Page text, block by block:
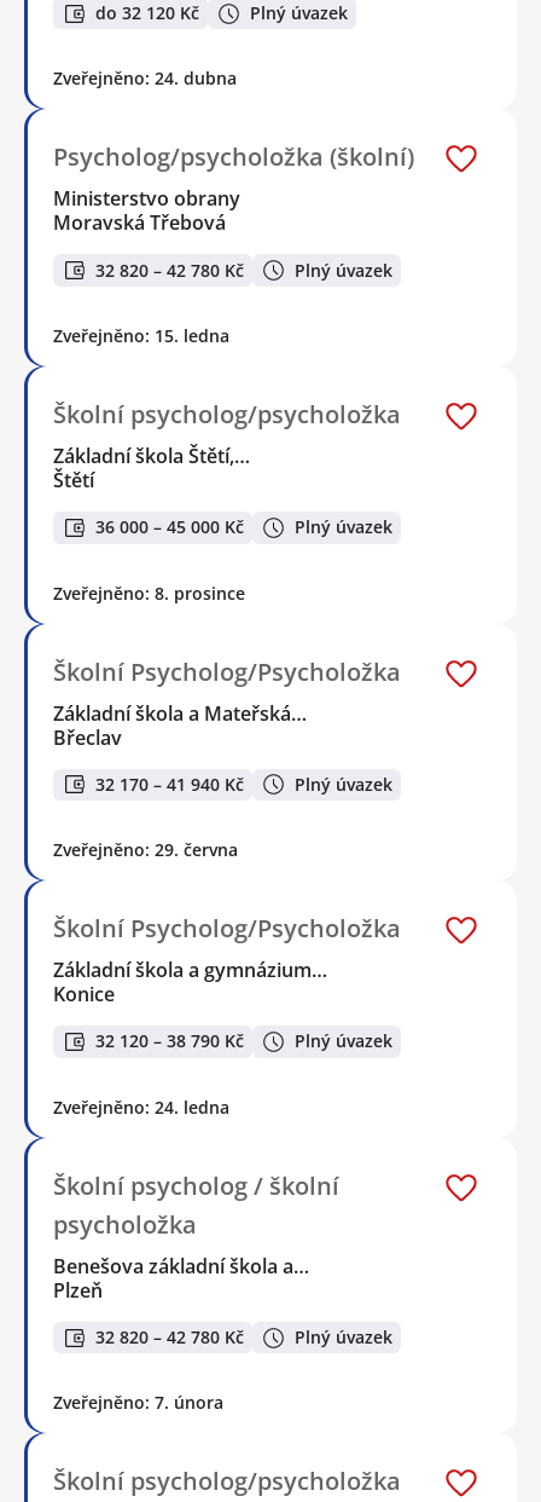
do 32 120 Kč Plný úvazek
Zveřejněno: 24. dubna
Psycholog/psycholožka (školní)
Ministerstvo obrany
Moravská Třebová
32 820 – 42 780 Kč Plný úvazek
Zveřejněno: 15. ledna
Školní psycholog/psycholožka
Základní škola Štětí,…
Štětí
36 000 – 45 000 Kč Plný úvazek
Zveřejněno: 8. prosince
Školní Psycholog/Psycholožka
Základní škola a Mateřská…
Břeclav
32 170 – 41 940 Kč Plný úvazek
Zveřejněno: 29. června
Školní Psycholog/Psycholožka
Základní škola a gymnázium…
Konice
32 120 – 38 790 Kč Plný úvazek
Zveřejněno: 24. ledna
Školní psycholog / školní
psycholožka
Benešova základní škola a…
Plzeň
32 820 – 42 780 Kč Plný úvazek
Zveřejněno: 7. února
Školní psycholog/psycholožka